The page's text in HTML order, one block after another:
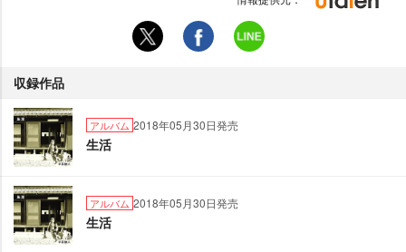
収録作品
アルバム 2018年05月30日発売
生活
アルバム 2018年05月30日発売
生活